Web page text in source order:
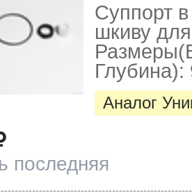
Суппорт
шкиву
Глубина):
Аналог
последняя